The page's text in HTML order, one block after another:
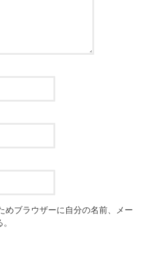
めブラウザーに自分の名前、メー